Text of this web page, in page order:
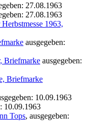
27.08.1963
27.08.1963
1963,
ausgegeben:
Briefmarke ausgegeben:
Briefmarke
10.09.1963
10.09.1963
Tops, ausgegeben: